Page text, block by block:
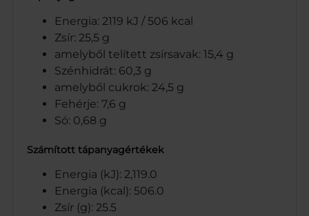
Energia: 2119 kJ / 506 kcal
Zsír: 25,5 g
amelyből telített zsírsavak: 15,4 g
Szénhidrát: 60,3 g
amelyből cukrok: 24,5 g
Fehérje: 7,6 g
Só: 0,68 g
Számított tápanyagértékek
Energia (kJ): 2,119.0
Energia (kcal): 506.0
Zsír (g): 25.5